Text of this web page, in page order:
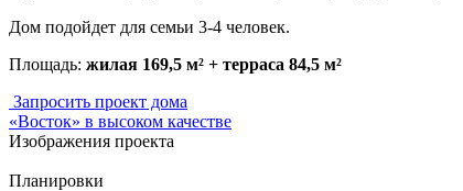
Дом подойдет для семьи 3-4 человек.
Площадь: жилая 169,5 м² + терраса 84,5 м²
Запросить проект дома
«Восток» в высоком качестве
Изображения проекта
Планировки